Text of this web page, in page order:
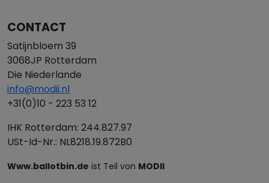
CONTACT
Satijnbloem 39
3068JP Rotterdam
Die Niederlande
info@modii.nl
+31(0)10 - 223 53 12
IHK Rotterdam: 244.827.97
USt-Id-Nr.: NL8218.19.872B0
Www.ballotbin.de ist Teil von MODII